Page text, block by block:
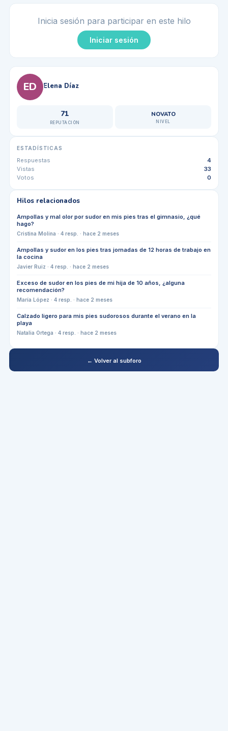
Inicia sesión para participar en este hilo
Iniciar sesión
ED Elena Díaz
71
REPUTACIÓN
NOVATO
NIVEL
ESTADÍSTICAS
Respuestas
4
Vistas
33
Votos
0
Hilos relacionados
Ampollas y mal olor por sudor en mis pies tras el gimnasio, ¿qué
hago?
Cristina Molina · 4resp. · hace 2 meses
Ampollas y sudor en los pies tras jornadas de 12 horas de trabajo en
la cocina
Javier Ruiz · 4resp. · hace 2 meses
Exceso de sudor en los pies de mi hija de 10 años, ¿alguna
recomendación?
María López · 4resp. · hace 2 meses
Calzado ligero para mis pies sudorosos durante el verano en la
playa
Natalia Ortega · 4resp. · hace 2 meses
← Volver al subforo